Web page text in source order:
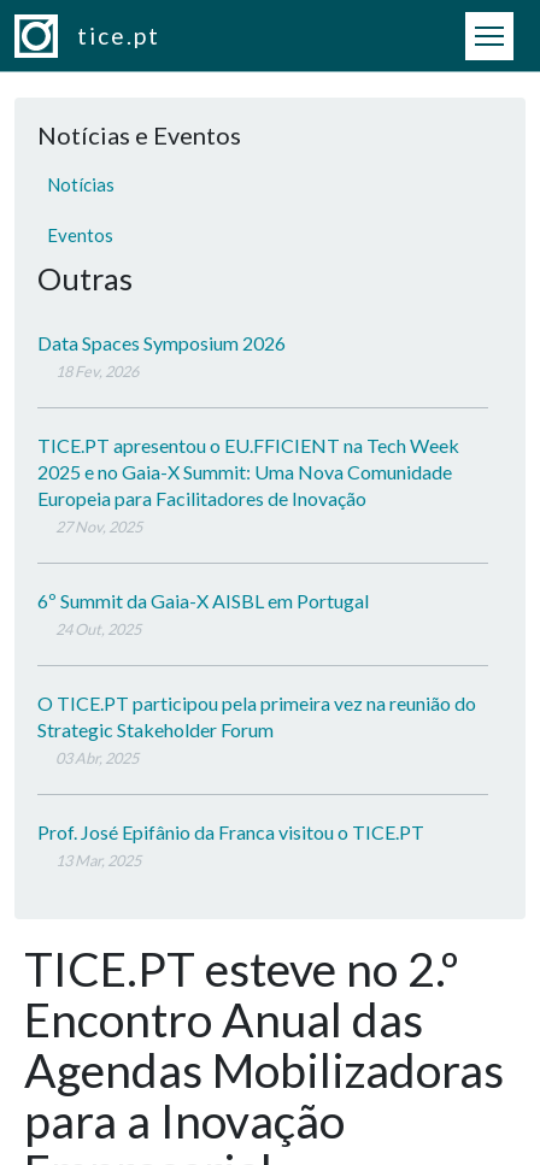
Passar para o conteúdo principal
tice.pt
Notícias e Eventos
Notícias
Eventos
Outras
Data Spaces Symposium 2026
18 Fev, 2026
TICE.PT apresentou o EU.FFICIENT na Tech Week
2025 e no Gaia-X Summit: Uma Nova Comunidade
Europeia para Facilitadores de Inovação
27 Nov, 2025
6º Summit da Gaia-X AISBL em Portugal
24 Out, 2025
O TICE.PT participou pela primeira vez na reunião do
Strategic Stakeholder Forum
03 Abr, 2025
Prof. José Epifânio da Franca visitou o TICE.PT
13 Mar, 2025
TICE.PT esteve no 2.º
Encontro Anual das
Agendas Mobilizadoras
para a Inovação